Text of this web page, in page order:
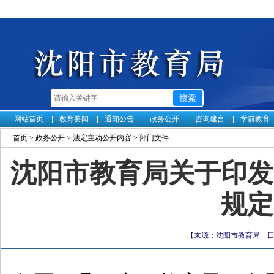
网站首页 教育要闻 通知公告 政务公开 咨询建言 学前教育
首页 > 政务公开 > 法定主动公开内容 > 部门文件
沈阳市教育局关于印
规
【来源：沈阳市教育局